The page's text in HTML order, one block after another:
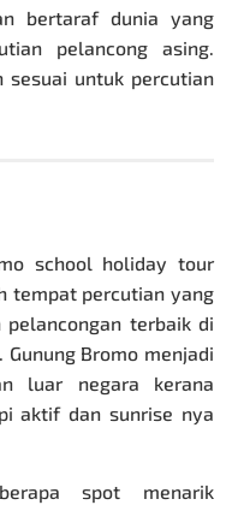
bertaraf dunia yang
pelancong asing.
sesuai untuk percutian
school holiday tour
tempat percutian yang
terbaik di
Gunung Bromo menjadi
luar negara kerana
aktif dan sunrise nya
spot menarik